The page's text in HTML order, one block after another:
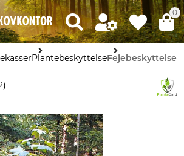
0
PlantebeskyttelseFejebeskyttelse